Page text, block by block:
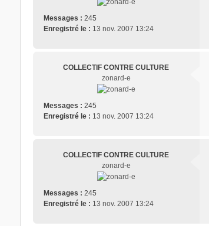
Messages : 245
Enregistré le : 13 nov. 2007 13:24
COLLECTIF CONTRE CULTURE
zonard-e
Messages : 245
Enregistré le : 13 nov. 2007 13:24
COLLECTIF CONTRE CULTURE
zonard-e
Messages : 245
Enregistré le : 13 nov. 2007 13:24